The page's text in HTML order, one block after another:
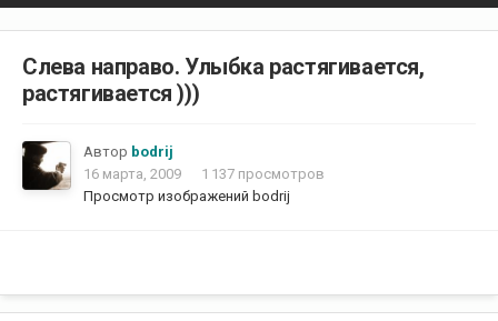
Слева направо. Улыбка растягивается,
растягивается )))
Автор bodrij
16 марта, 2009
1 137 просмотров
Просмотр изображений bodrij